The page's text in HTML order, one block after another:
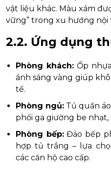
vật liệu khác. Màu xám
vững” trong xu hướng nội
2.2. Ứng dụng
Phòng khách: Ốp
ánh sáng vàng giúp
tế.
Phòng ngủ: Tủ quần
phối ga giường be
Phòng bếp:Đảo bếp
hợp tủ trắng – lựa
các căn hộ cao cấp.